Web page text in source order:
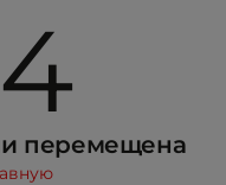
перемещена